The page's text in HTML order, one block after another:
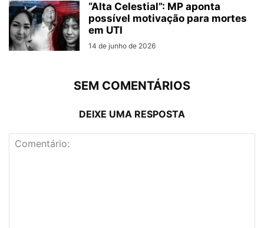
“Alta Celestial”: MP aponta
possível motivação para mortes
em UTI
14 de junho de 2026
SEM COMENTÁRIOS
DEIXE UMA RESPOSTA